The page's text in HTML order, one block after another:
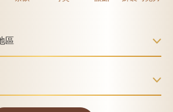
區